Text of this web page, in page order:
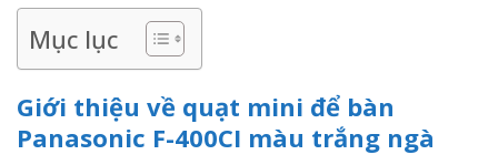
Mục lục
Giới thiệu về quạt mini để bàn
Panasonic F-400CI màu trắng ngà